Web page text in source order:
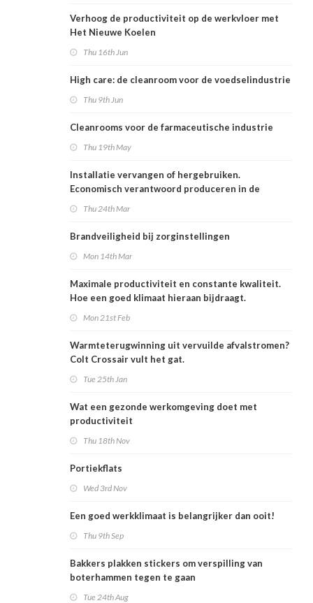
Verhoog de productiviteit op de werkvloer met
Het Nieuwe Koelen
Thu 16th Jun
High care: de cleanroom voor de voedselindustrie
Thu 9th Jun
Cleanrooms voor de farmaceutische industrie
Thu 19th May
Installatie vervangen of hergebruiken.
Economisch verantwoord produceren in de
Thu 24th Mar
Brandveiligheid bij zorginstellingen
Mon 14th Mar
Maximale productiviteit en constante kwaliteit.
Hoe een goed klimaat hieraan bijdraagt.
Mon 21st Feb
Warmteterugwinning uit vervuilde afvalstromen?
Colt Crossair vult het gat.
Tue 25th Jan
Wat een gezonde werkomgeving doet met
productiviteit
Thu 18th Nov
Portiekflats
Wed 3rd Nov
Een goed werkklimaat is belangrijker dan ooit!
Thu 9th Sep
Bakkers plakken stickers om verspilling van
boterhammen tegen te gaan
Tue 24th Aug